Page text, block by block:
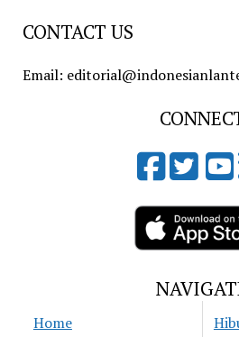
CONTACT US
Email:
Home